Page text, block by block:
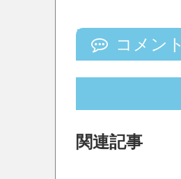
コメント
関連記事